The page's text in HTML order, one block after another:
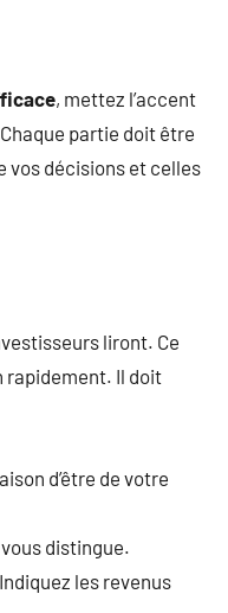
, mettez l’accent
partie doit être
vos décisions et celles
liront. Ce
rapidement. Il doit
d’être de votre
distingue.
les revenus